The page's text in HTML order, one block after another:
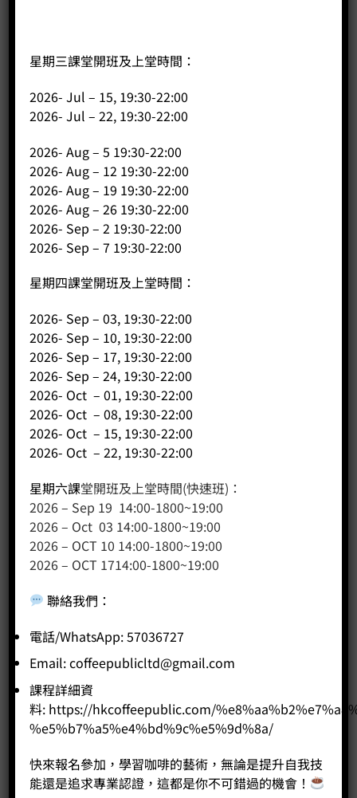
500cc長尖嘴烤漆拉花缸 (紫羅蘭)
Price: HK$300.00
-
BUY NOW
星期三課堂開班及上堂時間：
2026- Jul – 15, 19:30-22:00
2026- Jul – 22, 19:30-22:00
2026- Aug – 5 19:30-22:00
2026- Aug – 12 19:30-22:00
2026- Aug – 19 19:30-22:00
2026- Aug – 26 19:30-22:00
2026- Sep – 2 19:30-22:00
2026- Sep – 7 19:30-22:00
星期四課堂開班及上堂時間：
2026- Sep – 03, 19:30-22:00
2026- Sep – 10, 19:30-22:00
2026- Sep – 17, 19:30-22:00
2026- Sep – 24, 19:30-22:00
2026- Oct – 01, 19:30-22:00
2026- Oct – 08, 19:30-22:00
2026- Oct – 15, 19:30-22:00
2026- Oct – 22, 19:30-22:00
星期六課堂開班及上堂時間(快速班)：
2026 – Sep 19 14:00-1800~19:00
2026 – Oct 03 14:00-1800~19:00
2026 – OCT 10 14:00-1800~19:00
2026 – OCT 1714:00-1800~19:00
聯絡我們 ：
電話/WhatsApp: 57036727
Email:coffeepublicltd@gmail.com
課程詳細資
料: https://hkcoffeepublic.com/
%e5%b7%a5%e4%bd%9c%e5%9d%8a/
快來報名參加，學習咖啡的藝術，無論是提升自我技
能還是追求專業認證，這都是你不可錯過的機會！